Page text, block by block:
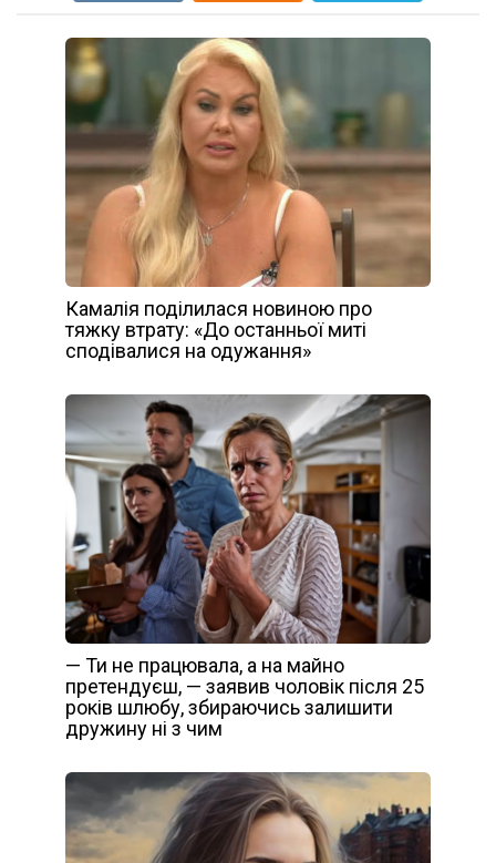
Камалія поділилася новиною про
тяжку втрату: «До останньої миті
сподівалися на одужання»
— Ти не працювала, а на майно
претендуєш, — заявив чоловік після 25
років шлюбу, збираючись залишити
дружину ні з чим